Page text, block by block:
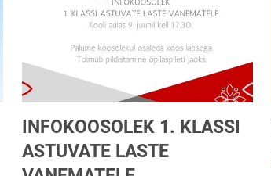
INFOKOOSOLEK 1. KLASSI
ASTUVATE LASTE